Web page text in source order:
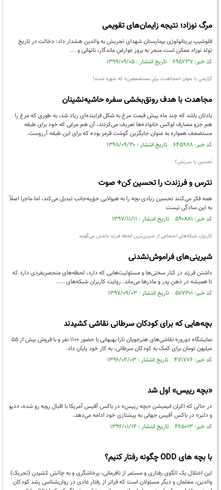
مرگ نوزاد؛ نتیجه زایمان‌‌های تقویمی
فلوشیپ پریتانولوژی بیمارستان شهدای تجریش به والدین هشدار داد: دخالت در تاریخ
تولد نوزاد ممکن است منجر به بروز عوارض ماندگار، ناتوانی و ...
کد خبر: ۶۹۵۲۳۷ تاریخ انتشار : ۱۳۹۹/۰۹/۰۵
گزارشی با عنوان «مجاهدت برای مستضعفین» که شهره شدند!
مجاهدت با هدف رونق‌بخشی سفره حاشیه‌نشینان
یادتان باشد که چند ماه پیش قیمت مرغ به شکل فزاینده‌ای زیاد شد، به طوری که مرغ را
هم جزو مصارف لوکس خانواده‌ها تعریف می‌کردند، آن هم مرغی که خود برای طبقه
مستضعف همواره به عنوان جایگزین گوشت قرمز بوده که برای این طبقه آرزوست.
کد خبر: ۶۴۵۹۸۸ تاریخ انتشار : ۱۳۹۸/۰۹/۳۰
تحسین یا سرزنش؟
نترس و فرزندت را تحسین کن+ صوت
همه فکر می‌کنند تحسین زیادی بچه را به هیولایی حق‌به‌جانب تبدیل می‌کند، اما ماجرا اصلاً
به این سادگی نیست
کد خبر: ۵۹۰۸۸۱ تاریخ انتشار : ۱۳۹۷/۱۱/۱۱
کاربران شبکه‌های اجتماعی از شیرین‌ترین لحظه فرزند داشتن می‌گویند
شیرینی‌های فراموش‌نشدنی
داشتن فرزند در کنار سختی‌ها و مسئولیت‌هایی که دارد، لحظه‌های منحصربفردی دارد که
تا همیشه در ذهن پدر و مادرها می‌ماند. روایت کاربران شبکه‌های.....
کد خبر: ۵۷۷۳۰۱ تاریخ انتشار : ۱۳۹۷/۰۹/۰۳
بچه‌هایی که برای کودکان سرطانی نقاشی کشیدند
نمایشگاه دوروزه نقاشی‌های هنرجویان تارا بهبهانی با حضور ۱۱۰۰ نفر و با فروش بیش از ۵۵
میلیون تومان برای کمک به کودکان سرطانی، به کار خود پایان داد.
کد خبر: ۴۷۱۷۷۶ تاریخ انتشار : ۱۳۹۶/۰۲/۰۳
«بچه رییس» اول شد
در حالی که اکران انیمیشن «بچه رییس» در باکس آفیس آمریکا با اقبال روبه رو شده، «دیو
و دلبر» در باکس آفیس جهانی به پیشتازی خود ادامه می‌دهد.
کد خبر: ۴۶۵۰۱۳ تاریخ انتشار : ۱۳۹۶/۰۱/۱۴
با بچه های ODD چگونه رفتار کنیم؟
این اختلال یک الگوی رفتاری و مستمر از نافرمانی، پرخاشگری و به چالش کشیدن (تحریک)
والدین، معلمان و دیگر مسئولان است که فراتر از رفتار عادی در روان‌شناسی رشد کودکان